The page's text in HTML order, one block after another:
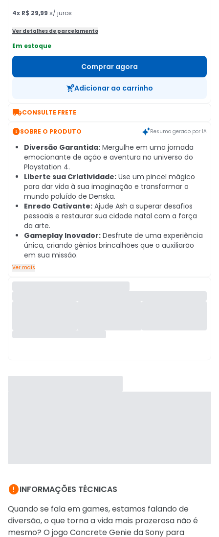
4x R$ 29,99 s/ juros
Ver detalhes de parcelamento
Em estoque
Comprar agora
Adicionar ao carrinho
CONSULTE FRETE
SOBRE O PRODUTO Resumo gerado por IA
Diversão Garantida: Mergulhe em uma jornada
emocionante de ação e aventura no universo do
Playstation 4.
Liberte sua Criatividade: Use um pincel mágico
para dar vida à sua imaginação e transformar o
mundo poluído de Denska.
Enredo Cativante: Ajude Ash a superar desafios
pessoais e restaurar sua cidade natal com a força
da arte.
Gameplay Inovador: Desfrute de uma experiência
única, criando gênios brincalhões que o auxiliarão
em sua missão.
Ver mais
INFORMAÇÕES TÉCNICAS
Quando se fala em games, estamos falando de
diversão, o que torna a vida mais prazerosa não é
mesmo? O jogo Concrete Genie da Sony para